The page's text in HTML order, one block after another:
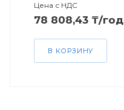
Цена с НДС
78 808,43 ₸/год
В КОРЗИНУ